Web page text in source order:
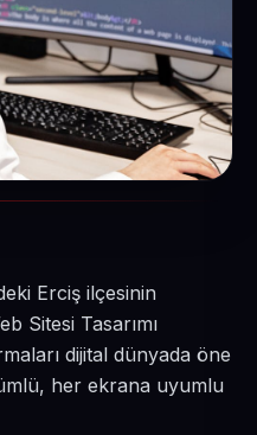
Erciş ilçesinin
Sitesi Tasarımı
dijital dünyada öne
her ekrana uyumlu